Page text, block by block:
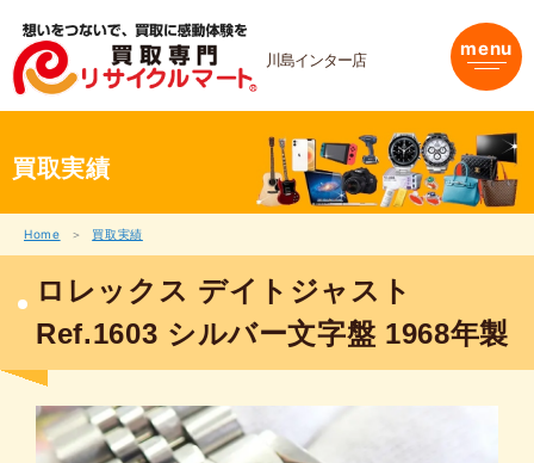
ス
川島インター店 menu
買取実績
Home 買取実績
ロレックス デイトジャスト
Ref.1603 シルバー文字盤 1968年製